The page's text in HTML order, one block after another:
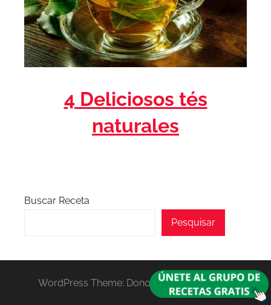
4 Deliciosos tés
naturales
Buscar Receta
Pesquisar
WordPress Theme: Donovan by ThemeZee.